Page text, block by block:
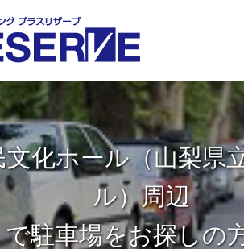
化ホール（山梨県
ル）周辺
で駐車場をお探しの